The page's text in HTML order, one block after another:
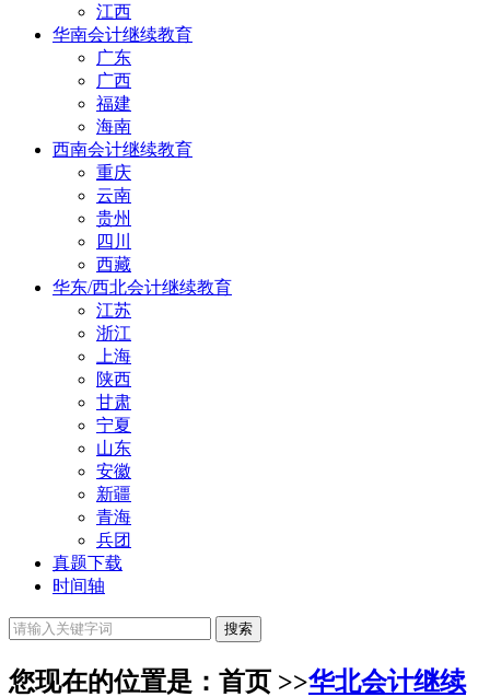
江西
华南会计继续教育
广东
广西
福建
海南
西南会计继续教育
重庆
云南
贵州
四川
西藏
华东/西北会计继续教育
江苏
浙江
上海
陕西
甘肃
宁夏
山东
安徽
新疆
青海
兵团
真题下载
时间轴
您现在的位置是：首页 >>华北会计继续